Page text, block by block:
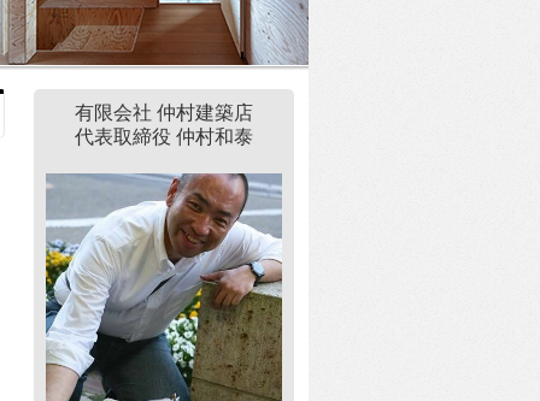
有限会社 仲村建築店
代表取締役 仲村和泰